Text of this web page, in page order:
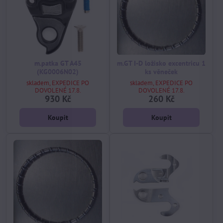
skladem, EXPEDICE PO
DOVOLENÉ 17.8.
930 Kč
Koupit
skladem, EXPEDICE PO
DOVOLENÉ 17.8.
260 Kč
Koupit